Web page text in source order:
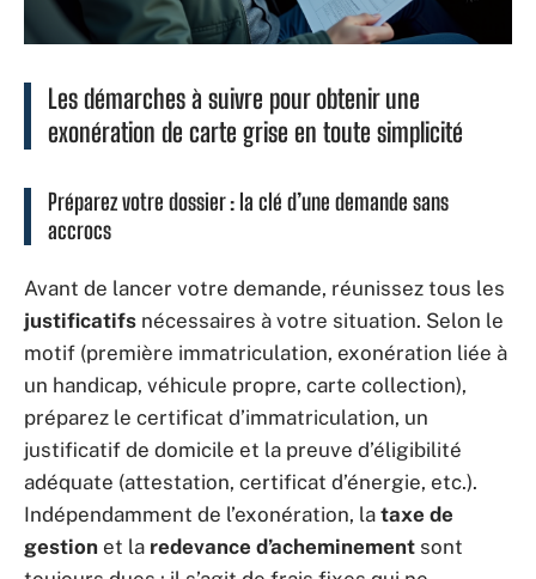
Les démarches à suivre pour obtenir une
exonération de carte grise en toute simplicité
Préparez votre dossier : la clé d’une demande sans
accrocs
Avant de lancer votre demande, réunissez tous les
justificatifs nécessaires à votre situation. Selon le
motif (première immatriculation, exonération liée à
un handicap, véhicule propre, carte collection),
préparez le certificat d’immatriculation, un
justificatif de domicile et la preuve d’éligibilité
adéquate (attestation, certificat d’énergie, etc.).
Indépendamment de l’exonération, la taxe de
gestion et la redevance d’acheminement sont